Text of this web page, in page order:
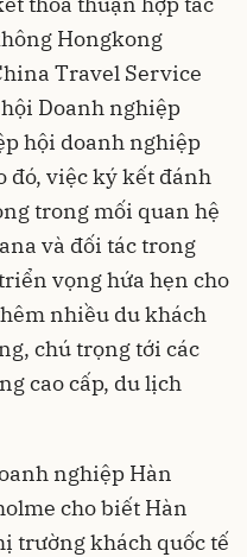
Hongkong
Travel Service
Doanh nghiệp
hội doanh nghiệp
đó, việc ký kết đánh
trong mối quan hệ
và đối tác trong
vọng hứa hẹn cho
nhiều du khách
chú trọng tới các
cao cấp, du lịch
nghiệp Hàn
cho biết Hàn
trường khách quốc tế